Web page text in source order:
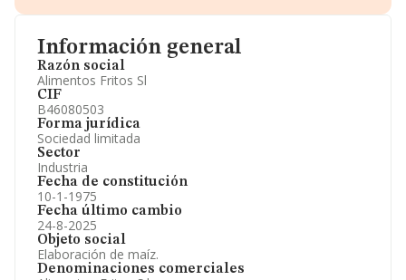
Información general
Razón social
Alimentos Fritos Sl
CIF
B46080503
Forma jurídica
Sociedad limitada
Sector
Industria
Fecha de constitución
10-1-1975
Fecha último cambio
24-8-2025
Objeto social
Elaboración de maíz.
Denominaciones comerciales
Información oficial y registral complementaria.